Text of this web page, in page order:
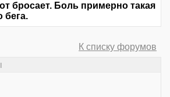
бросает. Боль примерно такая
бега.
К списку форумов